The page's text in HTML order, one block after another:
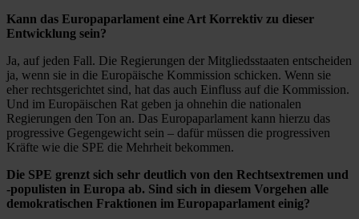
Kann das Europaparlament eine Art Korrektiv zu dieser
Entwicklung sein?
Ja, auf jeden Fall. Die Regierungen der Mitgliedsstaaten entscheiden
ja, wenn sie in die Europäische Kommission schicken. Wenn sie
eher rechtsgerichtet sind, hat das auch Einfluss auf die Kommission.
Und im Europäischen Rat geben ja ohnehin die nationalen
Regierungen den Ton an. Das Europaparlament kann hierzu das
progressive Gegengewicht sein – dafür müssen die progressiven
Kräfte wie die SPE die Mehrheit bekommen.
Die SPE grenzt sich sehr deutlich von den Rechtsextremen und
-populisten in Europa ab. Sind sich in diesem Vorgehen alle
demokratischen Fraktionen im Europaparlament einig?